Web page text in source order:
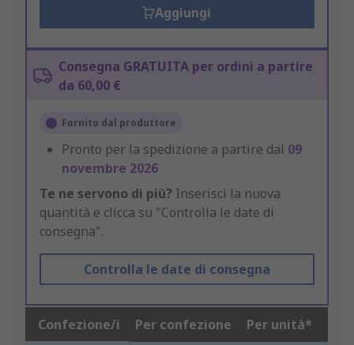
Aggiungi
Consegna GRATUITA per ordini a partire
da 60,00 €
Fornito dal produttore
Pronto per la spedizione a partire dal 09
novembre 2026
Te ne servono di più? Inserisci la nuova
quantità e clicca su "Controlla le date di
consegna".
Controlla le date di consegna
Confezione/i Per confezione Per unità*